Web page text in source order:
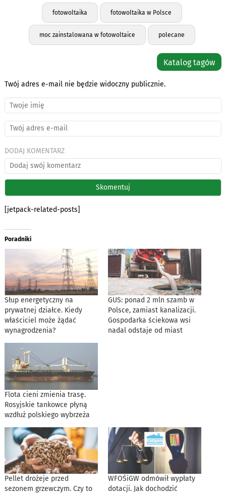
fotowoltaika fotowoltaika w Polsce
moc zainstalowana w fotowoltaice polecane
Katalog tagów
Twój adres e-mail nie będzie widoczny publicznie.
DODAJ KOMENTARZ
[jetpack-related-posts]
Poradniki
Słup energetyczny na
prywatnej działce. Kiedy
właściciel może żądać
wynagrodzenia?
GUS: ponad 2 mln szamb w
Polsce, zamiast kanalizacji.
Gospodarka ściekowa wsi
nadal odstaje od miast
Flota cieni zmienia trasę.
Rosyjskie tankowce płyną
wzdłuż polskiego wybrzeża
Pellet drożeje przed
sezonem grzewczym. Czy to
WFOŚiGW odmówił wypłaty
dotacji. Jak dochodzić